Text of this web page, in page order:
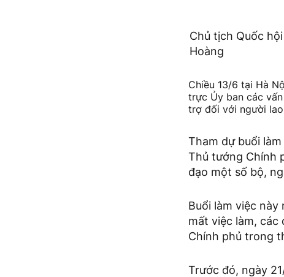
Chủ tịch Quốc
Hoàng
Chiều 13/6 tại Hà
trực Ủy ban các
trợ đối với người
Tham dự buổi
Thủ tướng Chính
đạo một số bộ,
Buổi làm việc
mất việc làm, các
Chính phủ trong
Trước đó, ngày